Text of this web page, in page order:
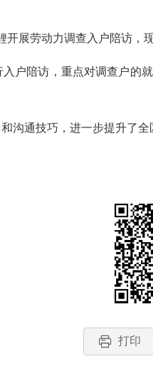
劳动力调查入户陪访，
陪访，重点对调查户的
通技巧，进一步提升了全
打印